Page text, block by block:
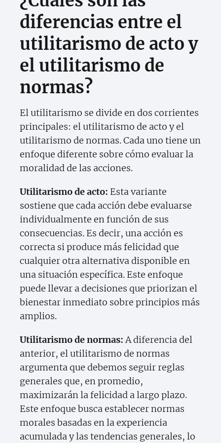
diferencias entre el
utilitarismo de acto y
el utilitarismo de
normas?
El utilitarismo se divide en dos corrientes
principales: el utilitarismo de acto y el
utilitarismo de normas. Cada uno tiene un
enfoque diferente sobre cómo evaluar la
moralidad de las acciones.
Utilitarismo de acto: Esta variante
sostiene que cada acción debe evaluarse
individualmente en función de sus
consecuencias. Es decir, una acción es
correcta si produce más felicidad que
cualquier otra alternativa disponible en
una situación específica. Este enfoque
puede llevar a decisiones que priorizan el
bienestar inmediato sobre principios más
amplios.
Utilitarismo de normas:A diferencia del
anterior, el utilitarismo de normas
argumenta que debemos seguir reglas
generales que, en promedio,
maximizarán la felicidad a largo plazo.
Este enfoque busca establecer normas
morales basadas en la experiencia
acumulada y las tendencias generales, lo